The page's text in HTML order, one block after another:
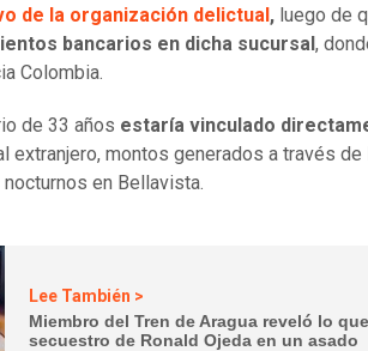
de la organización delictual , luego de
bancarios en dicha sucursal ,
Colombia.
de 33 años estaría vinculado
extranjero, montos generados a través
en Bellavista.
Lee También >
Miembro del Tren de Aragua reveló lo
secuestro de Ronald Ojeda en un asado